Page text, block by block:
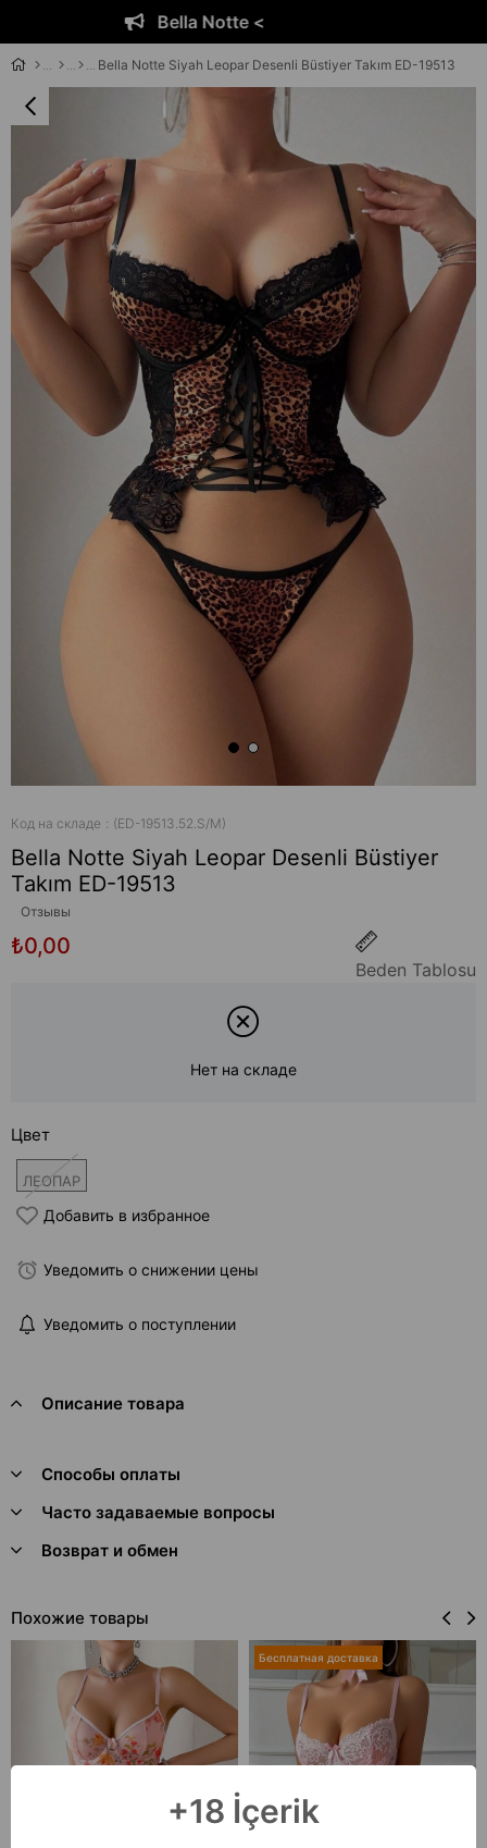
Bella Notte <
Bella Notte Siyah Leopar Desenli Büstiyer Takım ED-19513
Код на складе (ED-19513.52.S/M)
Bella Notte Siyah Leopar Desenli Büstiyer
Takım ED-19513
Отзывы
₺0,00
Beden Tablosu
Нет на складе
Цвет
ЛЕОПАР
Добавить в избранное
Уведомить о снижении цены
Уведомить о поступлении
Описание товара
Способы оплаты
Часто задаваемые вопросы
Возврат и обмен
Похожие товары
Бесплатная доставка
+18 İçerik